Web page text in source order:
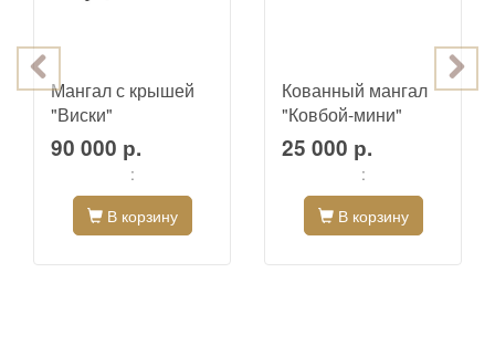
Мангал с крышей
"Виски"
90 000 р.
:
В корзину
Кованный мангал
"Ковбой-мини"
25 000 р.
:
В корзину